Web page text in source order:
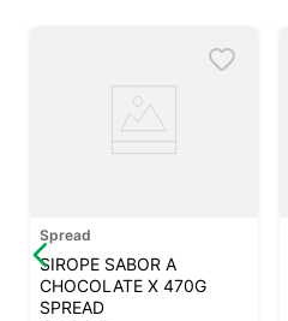
Spread
SIROPE SABOR A
CHOCOLATE X 470G
SPREAD